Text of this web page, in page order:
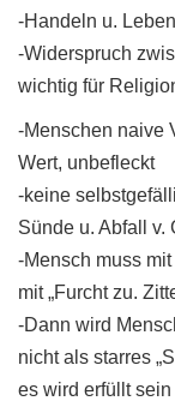
-Handeln u.
-Widerspruch
wichtig für
-Menschen naive
Wert, unbefleckt
-keine
Sünde u. Abfall v.
-Mensch muss mit
mit „Furcht zu.
-Dann wird
nicht als starres
es wird erfüllt sein